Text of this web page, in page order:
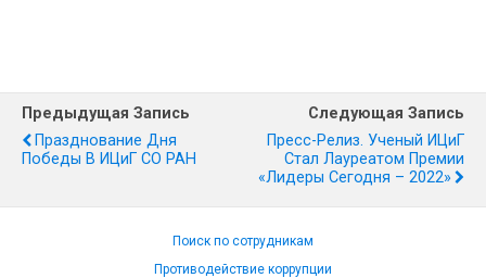
Предыдущая Запись
Празднование Дня
Победы В ИЦиГ СО РАН
Следующая Запись
Пресс-Релиз. Ученый ИЦиГ
Стал Лауреатом Премии
«Лидеры Сегодня – 2022»
Поиск по сотрудникам
Противодействие коррупции